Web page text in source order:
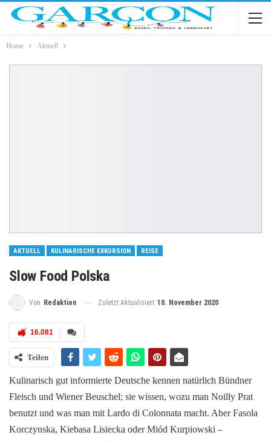
Home Aktuell
AKTUELL KULINARISCHE EXKURSION REISE
Slow Food Polska
Von Redaktion Zuletzt Aktualisiert 10. November 2020
16.081
Teilen
Kulinarisch gut informierte Deutsche kennen natürlich Bündner
Fleisch und Wiener Beuschel; sie wissen, wozu man Noilly Prat
benutzt und was man mit Lardo di Colonnata macht. Aber Fasola
Korczynska, Kiebasa Lisiecka oder Miód Kurpiowski –